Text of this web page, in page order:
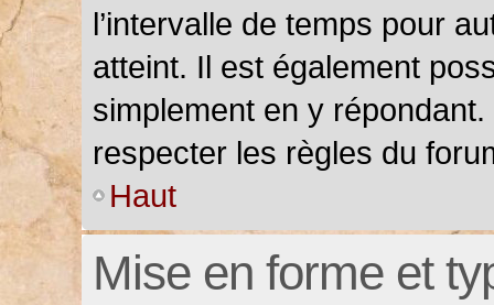
l’intervalle de temps pour
atteint. Il est également
simplement en y
respecter les règles du
Haut
Mise en forme et